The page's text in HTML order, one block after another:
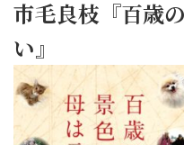
市毛良枝『百歳
い』